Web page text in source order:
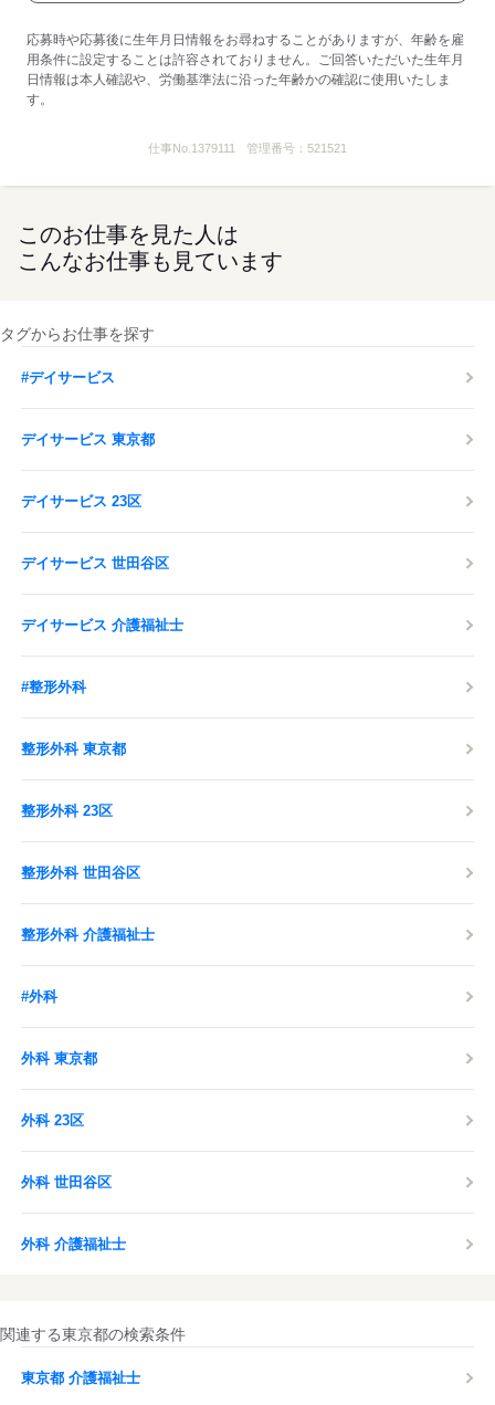
※業績による
※処遇改善手当は試用期間中（3ヶ月）は支給なし
■受動喫煙防止措置：
屋内禁煙
応募する
応募時や応募後に生年月日情報をお尋ねすることがありますが、年齢を雇
用条件に設定することは許容されておりません。ご回答いただいた生年月
日情報は本人確認や、労働基準法に沿った年齢かの確認に使用いたしま
す。
仕事No. 1379111 管理番号： 521521
このお仕事を見た人は
こんなお仕事も見ています
タグからお仕事を探す
#デイサービス
デイサービス 東京都
デイサービス 23区
デイサービス 世田谷区
デイサービス 介護福祉士
#整形外科
整形外科 東京都
整形外科 23区
整形外科 世田谷区
整形外科 介護福祉士
#外科
外科 東京都
外科 23区
外科 世田谷区
外科 介護福祉士
関連する東京都の検索条件
東京都 介護福祉士